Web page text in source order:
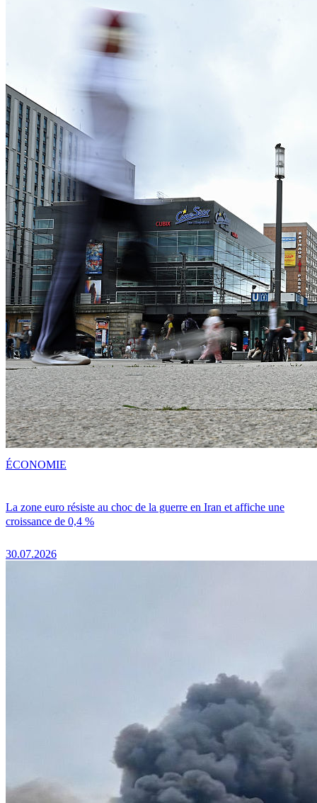
La zone euro résiste au choc de la guerre en Iran et affiche une
croissance de 0,4 %
30.07.2026
ÉCONOMIE